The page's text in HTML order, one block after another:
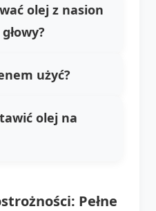
olej z nasion
użyć?
olej na
Pełne